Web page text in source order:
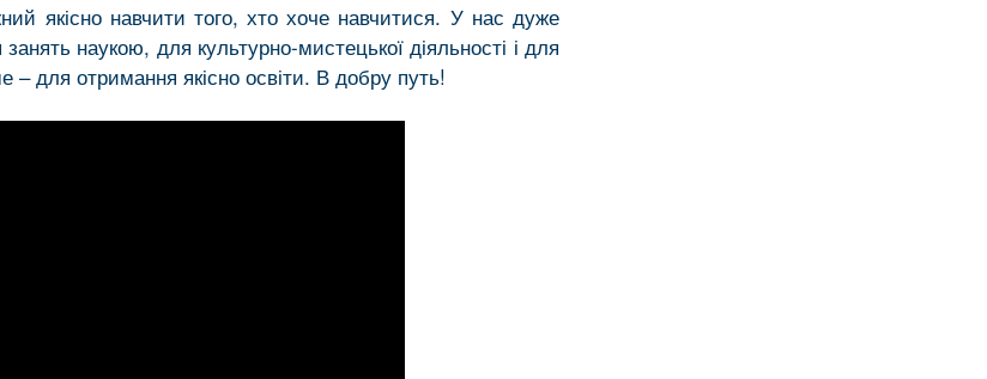
якісно навчити того, хто хоче навчитися. У нас дуже
наукою, для культурно-мистецької діяльності і для
– для отримання якісно освіти. В добру путь!